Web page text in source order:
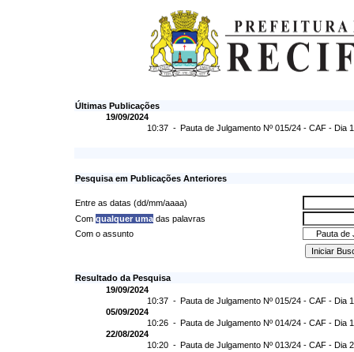
Últimas Publicações
19/09/2024
10:37 - Pauta de Julgamento Nº 015/24 - CAF - Dia
Pesquisa em Publicações Anteriores
Entre as datas (dd/mm/aaaa)
Com qualquer uma das palavras
Com o assunto
Resultado da Pesquisa
19/09/2024
10:37 - Pauta de Julgamento Nº 015/24 - CAF - Dia
05/09/2024
10:26 - Pauta de Julgamento Nº 014/24 - CAF - Dia
22/08/2024
10:20 - Pauta de Julgamento Nº 013/24 - CAF - Dia